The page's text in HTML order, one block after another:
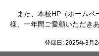
また、本校HP（ホームペ
様、一年間ご愛顧いただき
登録日: 2025年3月